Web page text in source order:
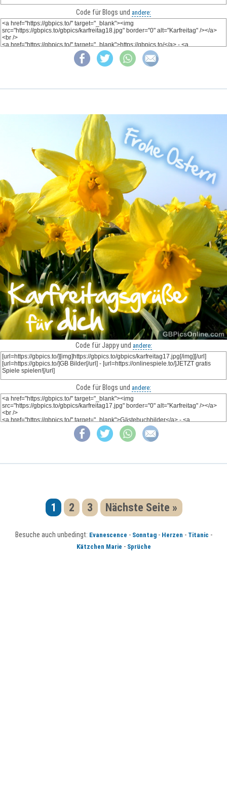
Code für Blogs und andere:
Code für Jappy und andere:
Code für Blogs und andere:
1 2 3 Nächste Seite »
Besuche auch unbedingt: Evanescence - Sonntag- Herzen - Titanic -
Kätzchen Marie - Sprüche